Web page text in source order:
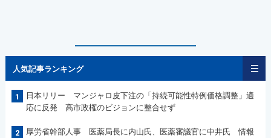
人気記事ランキング
1
日本リリー マンジャロ皮下注の「持続可能性特例価格調整」適
応に反発 高市政権のビジョンに整合せず
2
厚労省幹部人事 医薬局長に内山氏、医薬審議官に中井氏 情報